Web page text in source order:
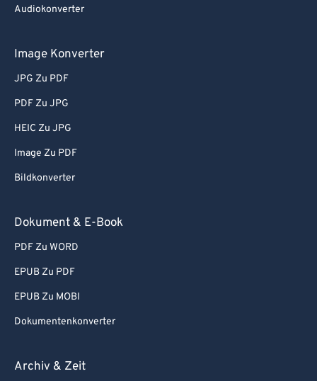
Audiokonverter
Image Konverter
JPG Zu PDF
PDF Zu JPG
HEIC Zu JPG
Image Zu PDF
Bildkonverter
Dokument & E-Book
PDF Zu WORD
EPUB Zu PDF
EPUB Zu MOBI
Dokumentenkonverter
Archiv & Zeit